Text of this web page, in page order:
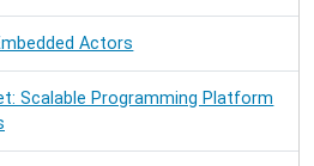
Actors
Scalable Programming Platform